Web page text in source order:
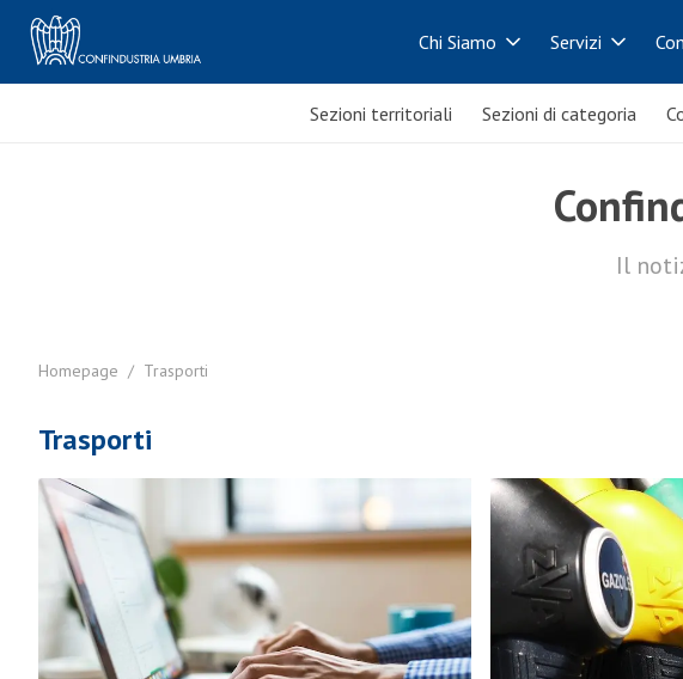
Chi Siamo Servizi
Sezioni territoriali Sezioni di categoria
Il
Homepage / Trasporti
Trasporti